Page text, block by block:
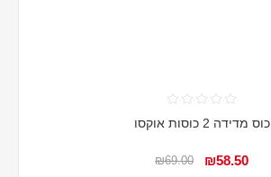
כוס מדידה 2 כוסות אוקסו
₪58.50
₪69.00